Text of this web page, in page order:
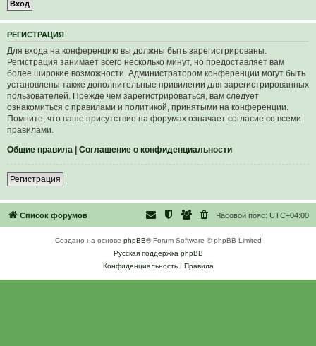
РЕГИСТРАЦИЯ
Для входа на конференцию вы должны быть зарегистрированы.
Регистрация занимает всего несколько минут, но предоставляет вам
более широкие возможности. Администратором конференции могут быть
установлены также дополнительные привилегии для зарегистрированных
пользователей. Прежде чем зарегистрироваться, вам следует
ознакомиться с правилами и политикой, принятыми на конференции.
Помните, что ваше присутствие на форумах означает согласие со всеми
правилами.
Общие правила
Соглашение о конфиденциальности
Регистрация
Список форумов Часовой пояс: UTC+04:00
Создано на основе phpBB® Forum Software © phpBB Limited
Русская поддержка phpBB
Конфиденциальность| Правила